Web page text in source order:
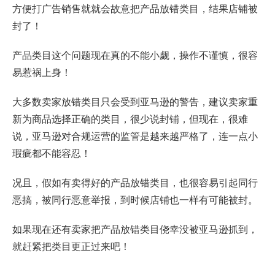
方便打广告销售就就会故意把产品放错类目，结果店铺被
封了！
产品类目这个问题现在真的不能小觑，操作不谨慎，很容
易惹祸上身！
大多数卖家放错类目只会受到亚马逊的警告，建议卖家重
新为商品选择正确的类目，很少说封铺，但现在，很难
说，亚马逊对合规运营的监管是越来越严格了，连一点小
瑕疵都不能容忍！
况且，假如有卖得好的产品放错类目，也很容易引起同行
恶搞，被同行恶意举报，到时候店铺也一样有可能被封。
如果现在还有卖家把产品放错类目侥幸没被亚马逊抓到，
就赶紧把类目更正过来吧！